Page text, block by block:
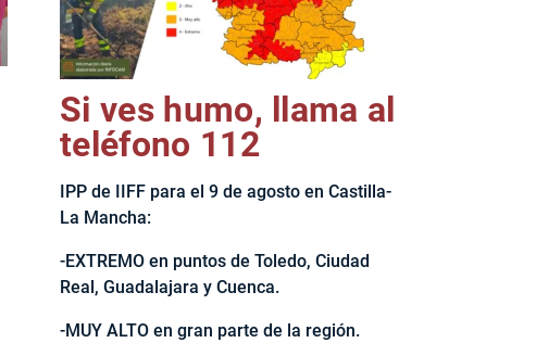
Si ves humo, llama al
teléfono 112
IPP de IIFF para el 9 de agosto en Castilla-
La Mancha:
-EXTREMO en puntos de Toledo, Ciudad
Real, Guadalajara y Cuenca.
-MUY ALTO en gran parte de la región.